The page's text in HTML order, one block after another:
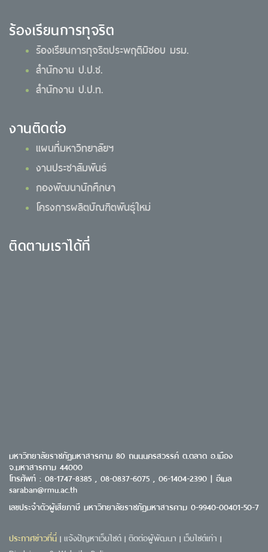
ร้องเรียนการทุจริต
ร้องเรียนการทุจริตประพฤติมิชอบ มรม.
สำนักงาน ป.ป.ช.
สำนักงาน ป.ป.ท.
งานติดต่อ
แผนที่มหาวิทยาลัยฯ
งานประชาสัมพันธ์
กองพัฒนานักศึกษา
โครงการผลิตบัณฑิตพันธุ์ใหม่
ติดตามเราได้ที่
มหาวิทยาลัยราชภัฏมหาสารคาม 80 ถนนนครสวรรค์ ต.ตลาด อ.เมือง
จ.มหาสารคาม 44000
โทรศัพท์ : 08-1747-8385 , 08-0837-6075 , 06-1404-2390 | อีเมล
saraban@rmu.ac.th
เลขประจำตัวผู้เสียภาษี มหาวิทยาลัยราชภัฏมหาสารคาม 0-9940-00401-50-7
ประกาศข่าวที่นี่ | แจ้งปัญหาเว็บไซต์ | ติดต่อผู้พัฒนา | เว็บไซต์เก่า |